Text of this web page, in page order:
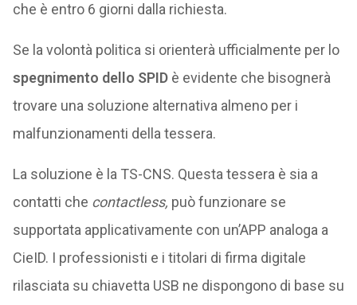
che è entro 6 giorni dalla richiesta.
Se la volontà politica si orienterà ufficialmente per lo
spegnimento dello SPIDè evidente che bisognerà
trovare una soluzione alternativa almeno per i
malfunzionamenti della tessera.
La soluzione è la TS-CNS. Questa tessera è sia a
contatti che contactless, può funzionare se
supportata applicativamente con un’APP analoga a
CieID. I professionisti e i titolari di firma digitale
rilasciata su chiavetta USB ne dispongono di base su